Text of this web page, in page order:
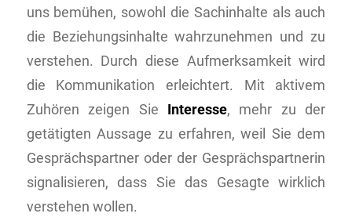
uns bemühen, sowohl die Sachinhalte als auch
die Beziehungsinhalte wahrzunehmen und zu
verstehen. Durch diese Aufmerksamkeit wird
die Kommunikation erleichtert. Mit aktivem
Zuhören zeigen Sie Interesse, mehr zu der
getätigten Aussage zu erfahren, weil Sie dem
Gesprächspartner oder der Gesprächspartnerin
signalisieren, dass Sie das Gesagte wirklich
verstehen wollen.